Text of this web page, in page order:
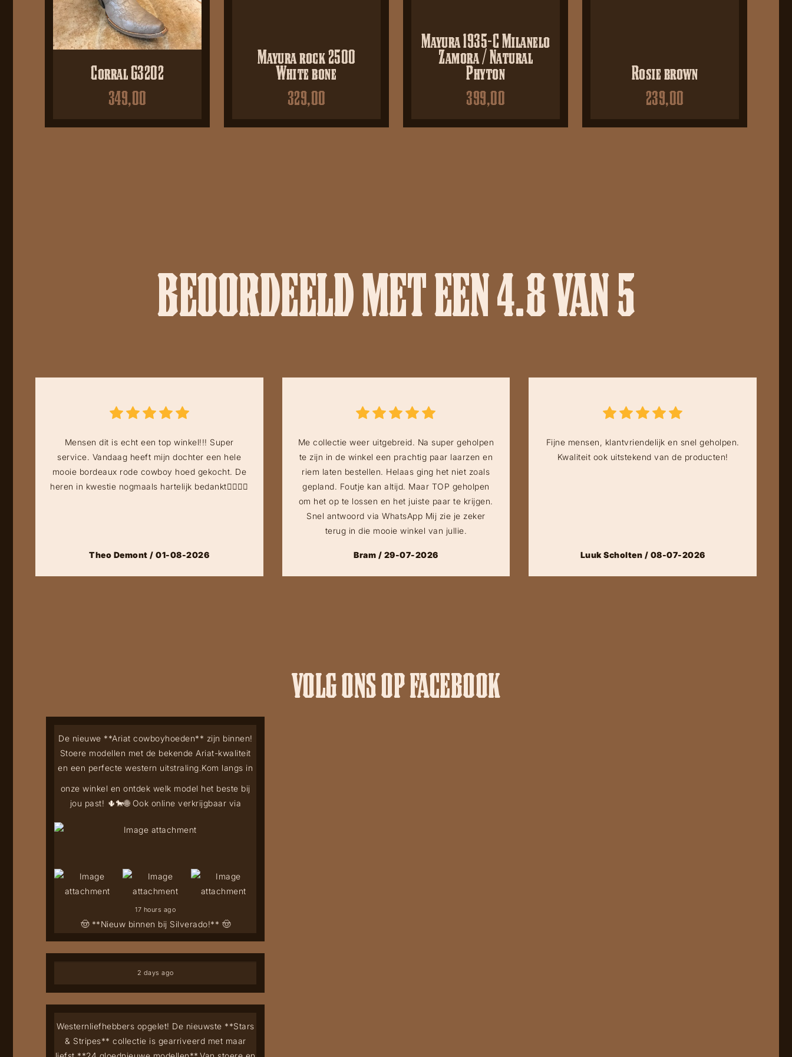
Corral G3202
349,00
Mayura rock 2500
White bone
329,00
Mayura 1935-C Milanelo
Zamora / Natural
Phyton
399,00
Rosie brown
239,00
BEOORDEELD MET EEN 4.8 VAN 5
Mensen dit is echt een top winkel!!! Super
service. Vandaag heeft mijn dochter een hele
mooie bordeaux rode cowboy hoed gekocht. De
heren in kwestie nogmaals hartelijk bedankt👍🏻👍🏻
Theo Demont / 01-08-2026
Me collectie weer uitgebreid. Na super geholpen
te zijn in de winkel een prachtig paar laarzen en
riem laten bestellen. Helaas ging het niet zoals
gepland. Foutje kan altijd. Maar TOP geholpen
om het op te lossen en het juiste paar te krijgen.
Snel antwoord via WhatsApp Mij zie je zeker
terug in die mooie winkel van jullie.
Bram / 29-07-2026
Fijne mensen, klantvriendelijk en snel geholpen.
Kwaliteit ook uitstekend van de producten!
Luuk Scholten / 08-07-2026
VOLG ONS OP FACEBOOK
🤠 **Nieuw binnen bij Silverado!** 🤠
De nieuwe **Ariat cowboyhoeden** zijn binnen!
Stoere modellen met de bekende Ariat-kwaliteit
en een perfecte western uitstraling.Kom langs in
onze winkel en ontdek welk model het beste bij
jou past! 🌵🐎🌐 Ook online verkrijgbaar via
17 hours ago
2 days ago
Westernliefhebbers opgelet! De nieuwste **Stars
& Stripes** collectie is gearriveerd met maar